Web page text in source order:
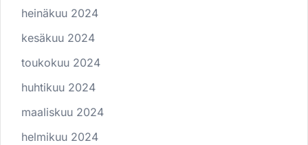
heinäkuu 2024
kesäkuu 2024
toukokuu 2024
huhtikuu 2024
maaliskuu 2024
helmikuu 2024